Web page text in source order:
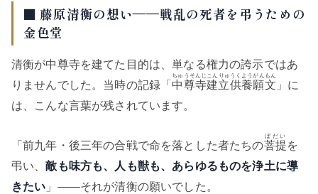
■ 藤原清衡の想い——戦乱の死者を弔うための
金色堂
清衡が中尊寺を建てた目的は、単なる権力の誇示ではあ
りませんでした。当時の記録「 中尊寺建立供養願文
ちゅうそんじこんりゅうくようがんもん
」に
は、こんな言葉が残されています。
「前九年・後三年の合戦で命を落とした者たちの菩提
ぼだい
を
弔い、敵も味方も、人も獣も、あらゆるものを浄土に導
きたい 」——それが清衡の願いでした。